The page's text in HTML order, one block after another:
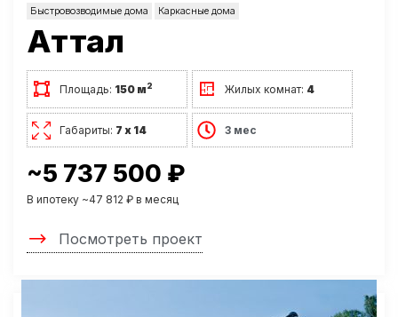
Быстровозводимые дома Каркасные дома
Аттал
Площадь: 150 м2 Жилых комнат: 4
Габариты: 7 х 14 3 мес
~5 737 500 ₽
В ипотеку ~47 812 ₽ в месяц
Посмотреть проект